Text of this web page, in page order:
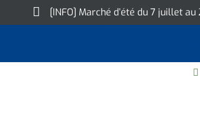
to
[INFO] Marché d’été du 7 juillet